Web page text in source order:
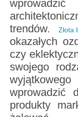
trendów.Złota
okazałych
czy
swojego
wprowadzić
produkty